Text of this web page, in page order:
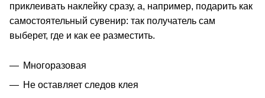
приклеивать наклейку сразу, а, например, подарить как
самостоятельный сувенир: так получатель сам
выберет, где и как ее разместить.
Многоразовая
Не оставляет следов клея